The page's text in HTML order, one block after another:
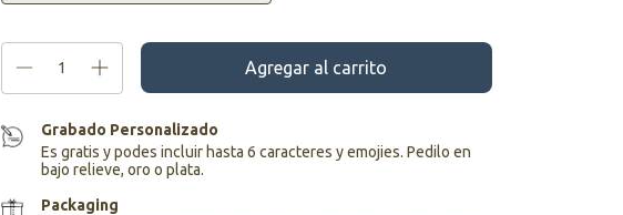
Grabado Personalizado
Es gratis y podes incluir hasta 6 caracteres y emojies. Pedilo en
bajo relieve, oro o plata.
Packaging